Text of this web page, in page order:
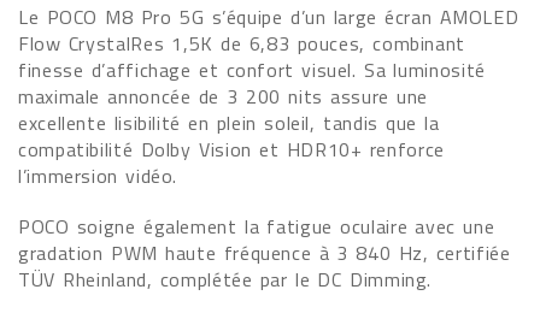
Le POCO M8 Pro 5G s’équipe d’un large écran AMOLED
Flow CrystalRes 1,5K de 6,83 pouces, combinant
finesse d’affichage et confort visuel. Sa luminosité
maximale annoncée de 3 200 nits assure une
excellente lisibilité en plein soleil, tandis que la
compatibilité Dolby Vision et HDR10+ renforce
l’immersion vidéo.
POCO soigne également la fatigue oculaire avec une
gradation PWM haute fréquence à 3 840 Hz, certifiée
TÜV Rheinland, complétée par le DC Dimming.